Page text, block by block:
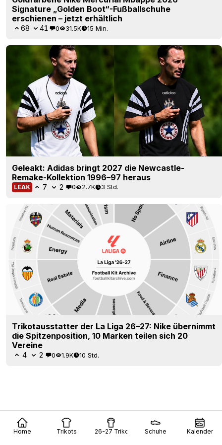
Home Trikots 26-27 Trikots Schuhe Kalender
Geleakt: Adidas bringt 2027 die Newcastle-
Remake-Kollektion 1996–97 heraus
7 2 0 2.7K
Trikotausstatter der La Liga 26–27: Nike übernimmt
die Spitzenposition, 10 Marken teilen sich 20
Vereine
4 0 1.9K